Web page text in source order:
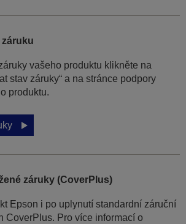
vašeho produktu klikněte na
stav záruky“ a na stránce podpory
produktu.
záruky (CoverPlus)
Epson i po uplynutí standardní záruční
CoverPlus. Pro více informací o